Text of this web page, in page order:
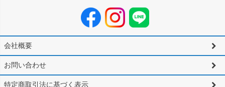
会社概要
お問い合わせ
特定商取引法に基づく表示